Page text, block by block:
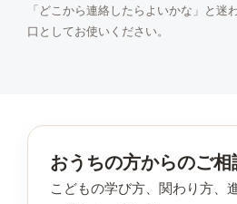
「どこから連絡したらよいかな」と迷
口としてお使いください。
おうちの方からのご相
こどもの学び方、関わり方、